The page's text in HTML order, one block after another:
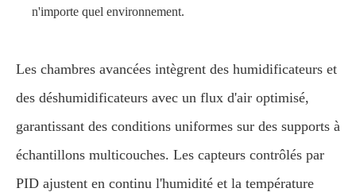
n'importe quel environnement.
Les chambres avancées intègrent des humidificateurs et
des déshumidificateurs avec un flux d'air optimisé,
garantissant des conditions uniformes sur des supports à
échantillons multicouches. Les capteurs contrôlés par
PID ajustent en continu l'humidité et la température